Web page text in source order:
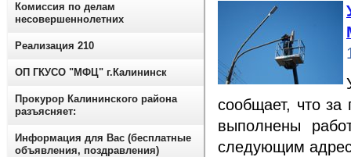
сообщает, что за
выполнены
следующим
Комиссия по делам
несовершеннолетних
Реализация 210
ОП ГКУСО "МФЦ" г.Калининск
Прокурор Калининского района
разъясняет:
Информация для Вас (бесплатные
объявления, поздравления)